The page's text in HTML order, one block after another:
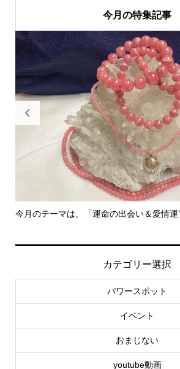
今月の特集記事

里親さん募集中！
カテゴリー選択
パワースポット
イベント
おまじない
youtube動画